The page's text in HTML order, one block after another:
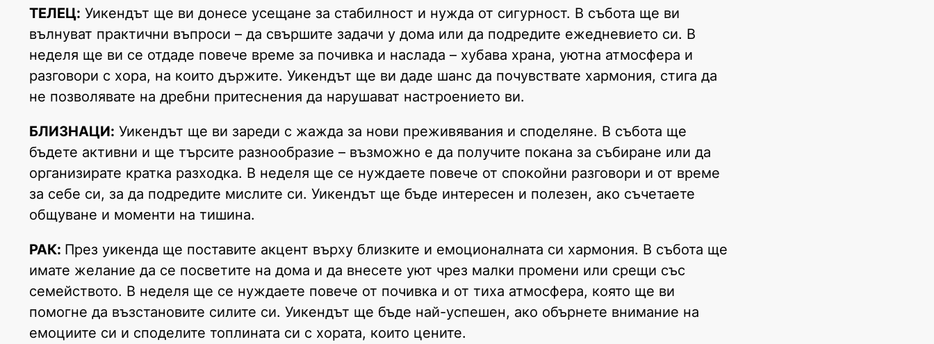
ТЕЛЕЦ: Уикендът ще ви донесе усещане за стабилност и нужда от сигурност. В събота ще ви
вълнуват практични въпроси – да свършите задачи у дома или да подредите ежедневието си. В
неделя ще ви се отдаде повече време за почивка и наслада – хубава храна, уютна атмосфера и
разговори с хора, на които държите. Уикендът ще ви даде шанс да почувствате хармония, стига да
не позволявате на дребни притеснения да нарушават настроението ви.
БЛИЗНАЦИ: Уикендът ще ви зареди с жажда за нови преживявания и споделяне. В събота ще
бъдете активни и ще търсите разнообразие – възможно е да получите покана за събиране или да
организирате кратка разходка. В неделя ще се нуждаете повече от спокойни разговори и от време
за себе си, за да подредите мислите си. Уикендът ще бъде интересен и полезен, ако съчетаете
общуване и моменти на тишина.
РАК: През уикенда ще поставите акцент върху близките и емоционалната си хармония. В събота ще
имате желание да се посветите на дома и да внесете уют чрез малки промени или срещи със
семейството. В неделя ще се нуждаете повече от почивка и от тиха атмосфера, която ще ви
помогне да възстановите силите си. Уикендът ще бъде най-успешен, ако обърнете внимание на
емоциите си и споделите топлината си с хората, които цените.